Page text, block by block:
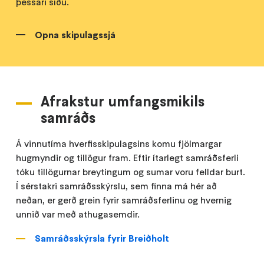
Opna skipulagssjá
Afrakstur umfangsmikils
samráðs
Á vinnutíma hverfisskipulagsins komu fjölmargar
hugmyndir og tillögur fram. Eftir ítarlegt samráðsferli
tóku tillögurnar breytingum og sumar voru felldar burt.
Í sérstakri samráðsskýrslu, sem finna má hér að
neðan, er gerð grein fyrir samráðsferlinu og hvernig
unnið var með athugasemdir.
Samráðsskýrsla fyrir Breiðholt